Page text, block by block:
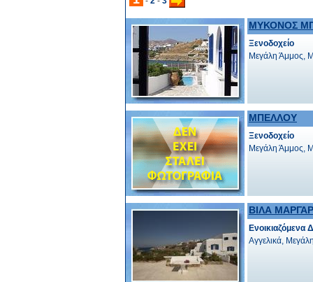
ΜΥΚΟΝΟΣ
Ξενοδοχείο
Μεγάλη Άμμος,
ΜΠΕΛΛΟΥ
Ξενοδοχείο
Μεγάλη Άμμος,
ΒΙΛΑ
Ενοικιαζόμενα
Αγγελικά,